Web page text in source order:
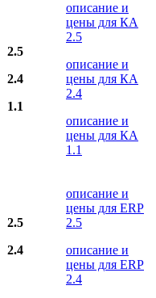
2.5
2.4
1.1
описание и
цены для КА
2.5
описание и
цены для КА
2.4
описание и
цены для КА
1.1
2.5
2.4
описание и
цены для ERP
2.5
описание и
цены для ERP
2.4